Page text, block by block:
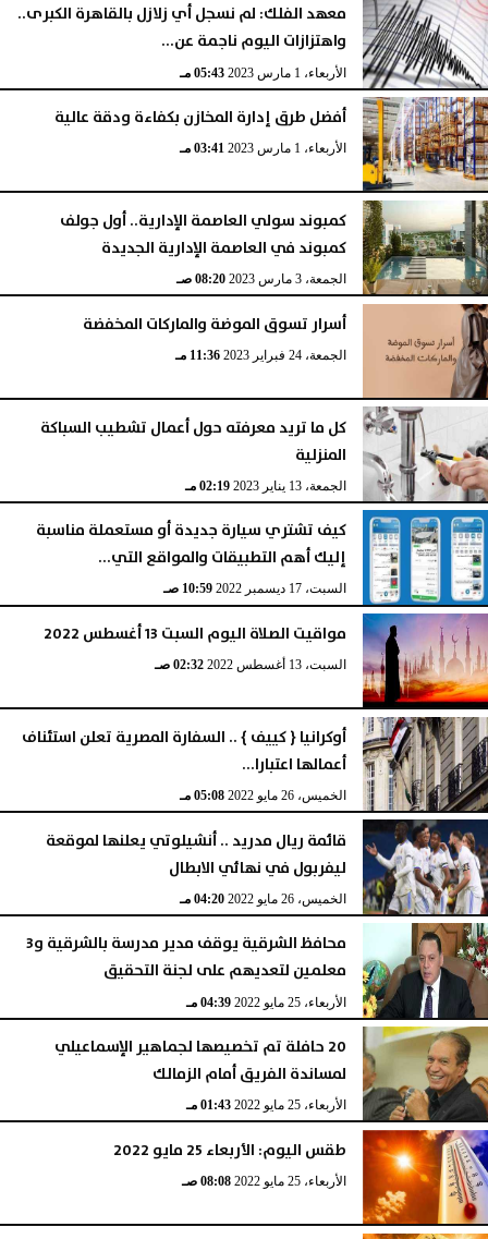
معهد الفلك: لم نسجل أي زلازل بالقاهرة الكبرى..
واهتزازات اليوم ناجمة عن...
الأربعاء، 1 مارس 2023 05:43 مـ
أفضل طرق إدارة المخازن بكفاءة ودقة عالية
الأربعاء، 1 مارس 2023 03:41 مـ
كمبوند سولي العاصمة الإدارية.. أول جولف
كمبوند في العاصمة الإدارية الجديدة
الجمعة، 3 مارس 2023 08:20 صـ
أسرار تسوق الموضة والماركات المخفضة
الجمعة، 24 فبراير 2023 11:36 مـ
كل ما تريد معرفته حول أعمال تشطيب السباكة
المنزلية
الجمعة، 13 يناير 2023 02:19 مـ
كيف تشتري سيارة جديدة أو مستعملة مناسبة
إليك أهم التطبيقات والمواقع التي...
السبت، 17 ديسمبر 2022 10:59 صـ
مواقيت الصلاة اليوم السبت 13 أغسطس 2022
السبت، 13 أغسطس 2022 02:32 صـ
أوكرانيا { كييف } .. السفارة المصرية تعلن استئناف
أعمالها اعتبارا...
الخميس، 26 مايو 2022 05:08 مـ
قائمة ريال مدريد .. أنشيلوتي يعلنها لموقعة
ليفربول في نهائي الابطال
الخميس، 26 مايو 2022 04:20 مـ
محافظ الشرقية يوقف مدير مدرسة بالشرقية و3
معلمين لتعديهم على لجنة التحقيق
الأربعاء، 25 مايو 2022 04:39 مـ
20 حافلة تم تخصيصها لجماهير الإسماعيلي
لمساندة الفريق أمام الزمالك
الأربعاء، 25 مايو 2022 01:43 مـ
طقس اليوم: الأربعاء 25 مايو 2022
الأربعاء، 25 مايو 2022 08:08 صـ